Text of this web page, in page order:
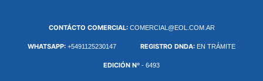
CONTÁCTO COMERCIAL: COMERCIAL@EOL.COM.AR
WHATSAPP: +5491125230147 REGISTRO DNDA: EN TRÁMITE
EDICIÓN Nº - 6493